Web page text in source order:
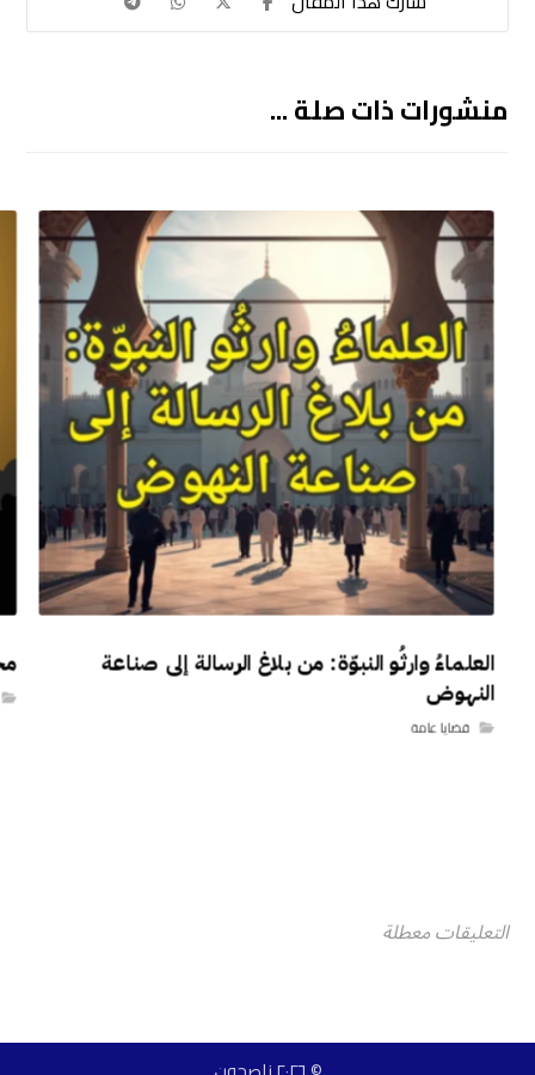
منشورات ذات صلة ...
العلماءُ وارثُو النبوّة: من بلاغ الرسالة إلى صناعة
النهوض
قضايا عامة
التعليقات معطلة